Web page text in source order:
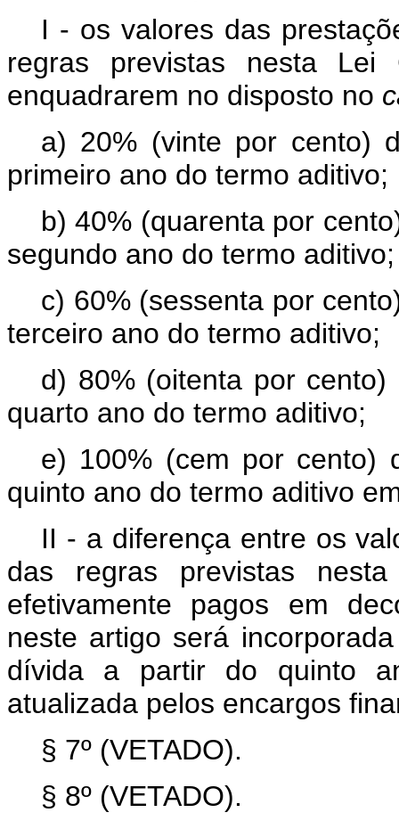
I - os valores das
regras previstas nesta Lei
enquadrarem no disposto no
a) 20% (vinte por cento)
primeiro ano do termo aditivo;
b) 40% (quarenta por
segundo ano do termo aditivo;
c) 60% (sessenta por
terceiro ano do termo aditivo;
d) 80% (oitenta por
quarto ano do termo aditivo;
e) 100% (cem por cento)
quinto ano do termo aditivo
II - a diferença entre os
das regras previstas
efetivamente pagos em
neste artigo será
dívida a partir do quinto
atualizada pelos encargos
§ 7º (VETADO).
§ 8º (VETADO).